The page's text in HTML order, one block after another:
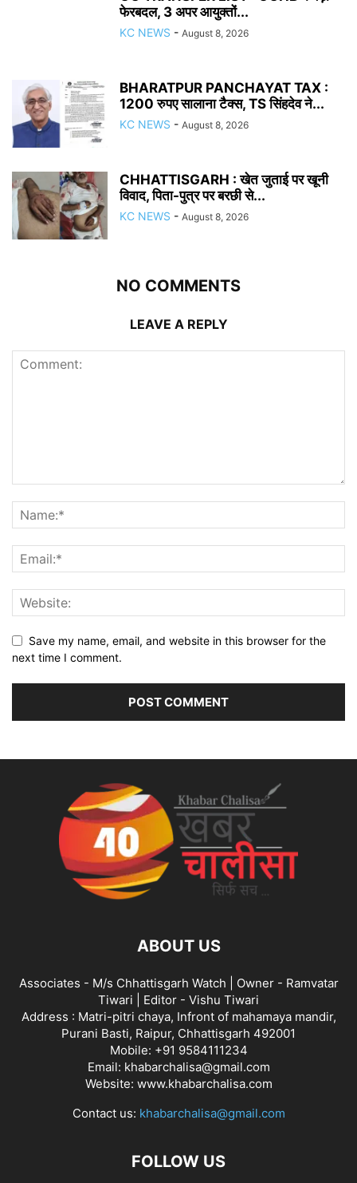
फेरबदल, 3 अपर आयुक्तों...
KC NEWS - August 8, 2026
BHARATPUR PANCHAYAT TAX :
1200 रुपए सालाना टैक्स, TS सिंहदेव ने...
KC NEWS - August 8, 2026
CHHATTISGARH : खेत जुताई पर खूनी
विवाद, पिता-पुत्र पर बरछी से...
KC NEWS - August 8, 2026
NO COMMENTS
LEAVE A REPLY
Save my name, email, and website in this browser for the
next time I comment.
ABOUT US
Associates - M/s Chhattisgarh Watch | Owner - Ramvatar
Tiwari | Editor - Vishu Tiwari
Address : Matri-pitri chaya, Infront of mahamaya mandir,
Purani Basti, Raipur, Chhattisgarh 492001
Mobile: +91 9584111234
Email: khabarchalisa@gmail.com
Website: www.khabarchalisa.com
Contact us: khabarchalisa@gmail.com
FOLLOW US